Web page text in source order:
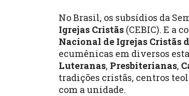
No Brasil, os subsídios da
Igrejas Cristãs (CEBIC). E a
Nacional de Igrejas Cristãs
ecumênicas em diversos
Luteranas, Presbiterianas,
tradições cristãs, centros
com a unidade.